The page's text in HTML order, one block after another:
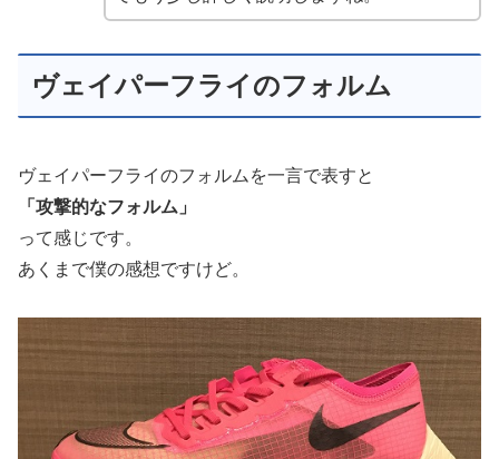
ヴェイパーフライのフォルム
ヴェイパーフライのフォルムを一言で表すと
「攻撃的なフォルム」
って感じです。
あくまで僕の感想ですけど。